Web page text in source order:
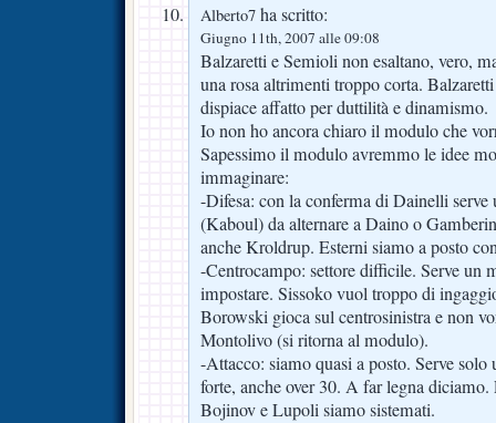
Alberto7 ha scritto:
Giugno 11th, 2007 alle 09:08
Balzaretti e Semioli non esaltano, vero,
una rosa altrimenti troppo corta.
dispiace affatto per duttilità e dinamismo.
Io non ho ancora chiaro il modulo che
Sapessimo il modulo avremmo le idee
immaginare:
-Difesa: con la conferma di Dainelli serve
(Kaboul) da alternare a Daino o
anche Kroldrup. Esterni siamo a posto
-Centrocampo: settore difficile. Serve un
impostare. Sissoko vuol troppo di
Borowski gioca sul centrosinistra e non
Montolivo (si ritorna al modulo).
-Attacco: siamo quasi a posto. Serve solo
forte, anche over 30. A far legna
Bojinov e Lupoli siamo sistemati.